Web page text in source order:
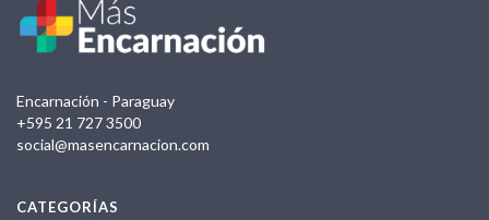
Encarnación - Paraguay
+595 21 727 3500
social@masencarnacion.com
CATEGORÍAS